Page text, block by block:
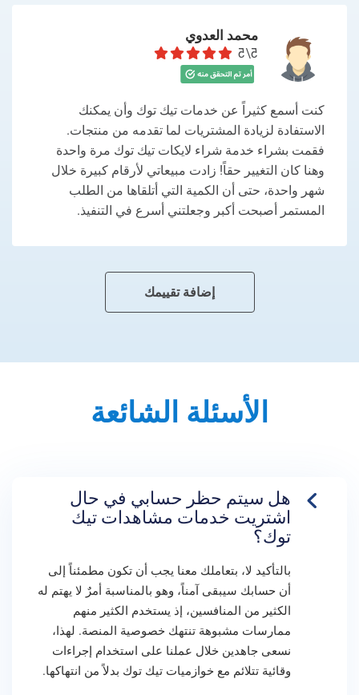
محمد العدوي
5/5
كنت أسمع كثيراً عن خدمات تيك توك وأن يمكنك
الاستفادة لزيادة المشتريات لما تقدمه من منتجات.
فقمت بشراء خدمة شراء لايكات تيك توك مرة واحدة
وهنا كان التغيير حقاً! زادت مبيعاتي لأرقام كبيرة خلال
شهر واحدة، حتى أن الكمية التي أتلقاها من الطلب
المستمر أصبحت أكبر وجعلتني أسرع في التنفيذ.
إضافة تقييمك
الأسئلة الشائعة
هل سيتم حظر حسابي في حال
اشتريت خدمات مشاهدات تيك
توك؟
بالتأكيد لا، بتعاملك معنا يجب أن تكون مطمئناً إلى
أن حسابك سيبقى آمناً، وهو بالمناسبة أمرٌ لا يهتم له
الكثير من المنافسين، إذ يستخدم الكثير منهم
ممارسات مشبوهة تنتهك خصوصية المنصة. لهذا،
نسعى جاهدين خلال عملنا على استخدام إجراءات
وقائية تتلائم مع خوازميات تيك توك بدلاً من انتهاكها.